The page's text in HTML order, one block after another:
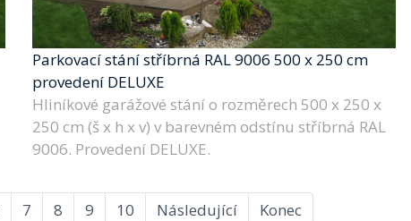
Parkovací stání stříbrná RAL 9006 500 x 250 cm
provedení DELUXE
Hliníkové garážové stání o rozměrech 500 x 250 x
250 cm (š x h x v) v barevném odstínu stříbrná RAL
9006. Provedení DELUXE.
7 8 9 10 Následující Konec